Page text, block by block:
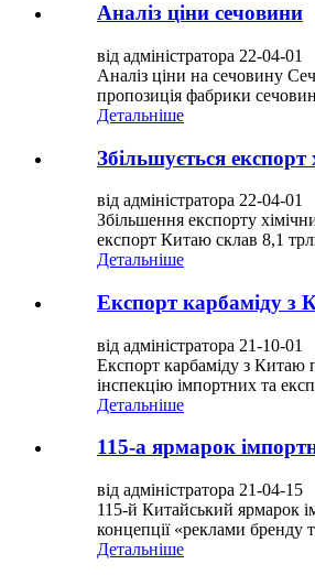
Аналіз ціни сечовини
від адміністратора 22-04-01
Аналіз ціни на сечовину
пропозиція фабрики
Детальніше
Збільшується експорт
від адміністратора 22-04-01
Збільшення експорту
експорт Китаю склав 8,1
Детальніше
Експорт карбаміду з
від адміністратора 21-10-01
Експорт карбаміду з Китаю
інспекцію імпортних та
Детальніше
115-а ярмарок
від адміністратора 21-04-15
115-й Китайський ярмарок
концепції «реклами бренду
Детальніше